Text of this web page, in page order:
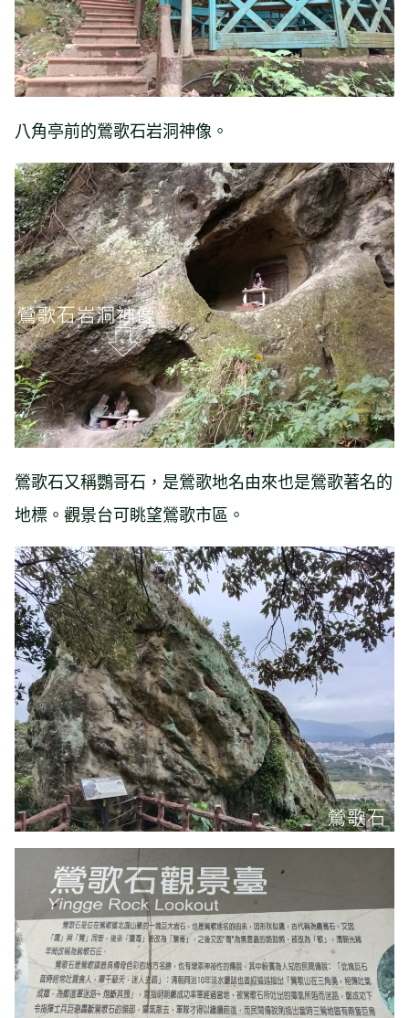
八角亭前的鶯歌石岩洞神像。
鶯歌石又稱鸚哥石，是鶯歌地名由來也是鶯歌著名的
地標。觀景台可眺望鶯歌市區。